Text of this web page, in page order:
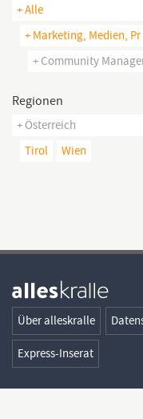
+ Alle
+ Marketing, Medien, Pr
+ Community
Regionen
+ Österreich
Tirol
Wien
Über alleskralle
Express-Inserat